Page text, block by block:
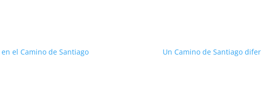
el Camino de Santiago Un Camino de Santiago